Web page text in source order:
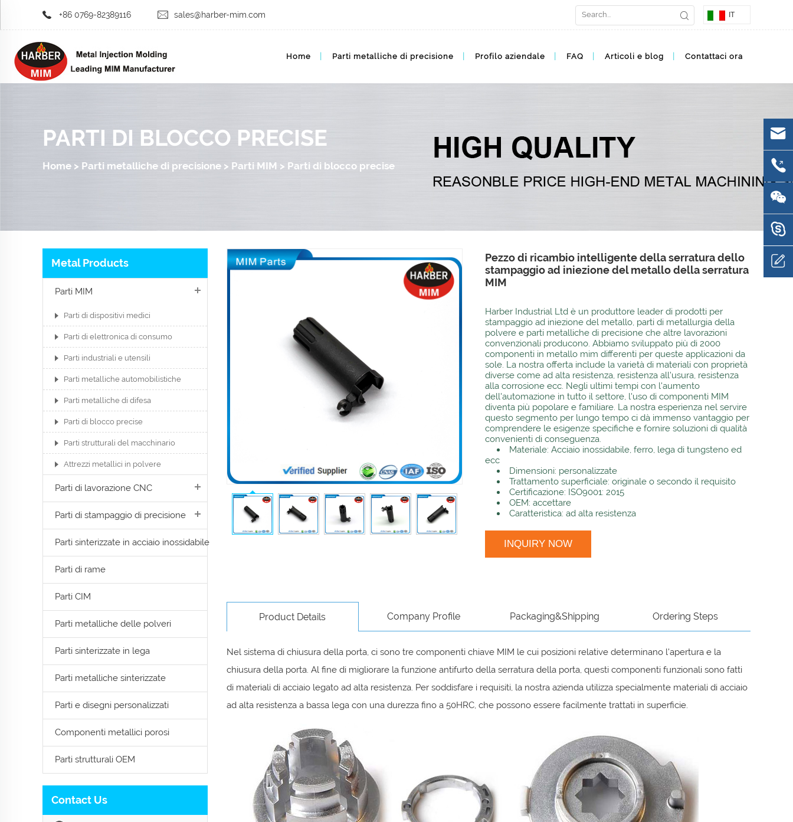
+86 0769-82389116 sales@harber-mim.com IT
Home Parti metalliche di precisione Profilo aziendale FAQ Articoli e blog Contattaci ora
PARTI DI BLOCCO PRECISE
Home > Parti metalliche di precisione > Parti MIM > Parti di blocco precise
Metal Products
Parti MIM
Parti di dispositivi medici
Parti di elettronica di consumo
Parti industriali e utensili
Parti metalliche automobilistiche
Parti metalliche di difesa
Parti di blocco precise
Parti strutturali del macchinario
Attrezzi metallici in polvere
Parti di lavorazione CNC
Parti di stampaggio di precisione
Parti sinterizzate in acciaio inossidabile
Parti di rame
Parti CIM
Parti metalliche delle polveri
Parti sinterizzate in lega
Parti metalliche sinterizzate
Parti e disegni personalizzati
Componenti metallici porosi
Parti strutturali OEM
Contact Us
Pezzo di ricambio intelligente della serratura dello
stampaggio ad iniezione del metallo della serratura
MIM
Harber Industrial Ltd è un produttore leader di prodotti per
stampaggio ad iniezione del metallo, parti di metallurgia della
polvere e parti metalliche di precisione che altre lavorazioni
convenzionali producono. Abbiamo sviluppato più di 2000
componenti in metallo mim differenti per queste applicazioni da
sole. La nostra offerta include la varietà di materiali con proprietà
diverse come ad alta resistenza, resistenza all'usura, resistenza
alla corrosione ecc. Negli ultimi tempi con l'aumento
dell'automazione in tutto il settore, l'uso di componenti MIM
diventa più popolare e familiare. La nostra esperienza nel servire
questo segmento per lungo tempo ci dà immenso vantaggio per
comprendere le esigenze specifiche e fornire soluzioni di qualità
convenienti di conseguenza.
Materiale: Acciaio inossidabile, ferro, lega di tungsteno ed
ecc
Dimensioni: personalizzate
Trattamento superficiale: originale o secondo il requisito
Certificazione: ISO9001: 2015
OEM: accettare
Caratteristica: ad alta resistenza
INQUIRY NOW
Product Details Company Profile Packaging&Shipping Ordering Steps
Nel sistema di chiusura della porta, ci sono tre componenti chiave MIM le cui posizioni relative determinano l'apertura e la
chiusura della porta. Al fine di migliorare la funzione antifurto della serratura della porta, questi componenti funzionali sono fatti
di materiali di acciaio legato ad alta resistenza. Per soddisfare i requisiti, la nostra azienda utilizza specialmente materiali di acciaio
ad alta resistenza a bassa lega con una durezza fino a 50HRC, che possono essere facilmente trattati in superficie.